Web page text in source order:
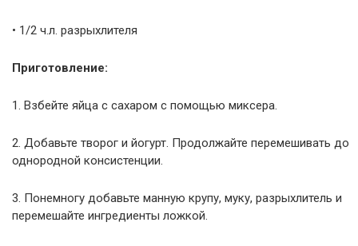
• 1/2 ч.л. разрыхлителя
Приготовление:
1. Взбейте яйца с сахаром с помощью миксера.
2. Добавьте творог и йогурт. Продолжайте перемешивать до
однородной консистенции.
3. Понемногу добавьте манную крупу, муку, разрыхлитель и
перемешайте ингредиенты ложкой.